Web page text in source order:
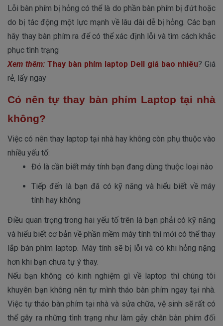
Lỗi bàn phím bị hỏng có thể là do phần bàn phím bị đứt hoặc
do bị tác động một lực mạnh về lâu dài dễ bị hỏng. Các bạn
hãy thay bàn phím ra để có thể xác định lỗi và tìm cách khắc
phục tình trạng
Xem thêm: Thay bàn phím laptop Dell giá bao nhiêu? Giá
rẻ, lấy ngay
Có nên tự thay bàn phím Laptop tại nhà
không?
Việc có nên thay laptop tại nhà hay không còn phụ thuộc vào
nhiều yếu tố:
Đó là cần biết máy tính bạn đang dùng thuộc loại nào
Tiếp đến là bạn đã có kỹ năng và hiểu biết về máy
tính hay không
Điều quan trọng trong hai yếu tố trên là bạn phải có kỹ năng
và hiểu biết cơ bản về phần mềm máy tính thì mới có thể thay
lắp bàn phím laptop. Máy tính sẽ bị lỗi và có khi hỏng nặng
hơn khi bạn chưa tự ý thay.
Nếu bạn không có kinh nghiệm gì về laptop thì chúng tôi
khuyên bạn không nên tự mình tháo bàn phím ngay tại nhà.
Việc tự tháo bàn phím tại nhà và sửa chữa, vệ sinh sẽ rất có
thể gây ra những tình trạng như làm gãy chân bàn phím đối